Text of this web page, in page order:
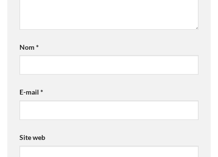
Nom *
E-mail *
Site web